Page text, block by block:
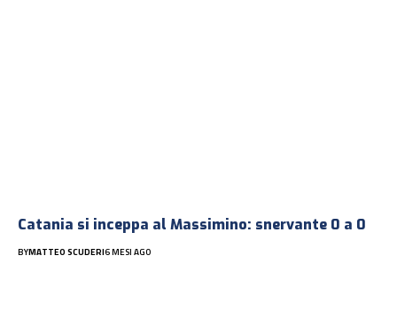
Catania si inceppa al Massimino: snervante 0 a 0
BYMATTEO SCUDERI6 MESI AGO